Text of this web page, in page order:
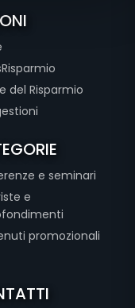
del Risparmio
e seminari
e
promozionali